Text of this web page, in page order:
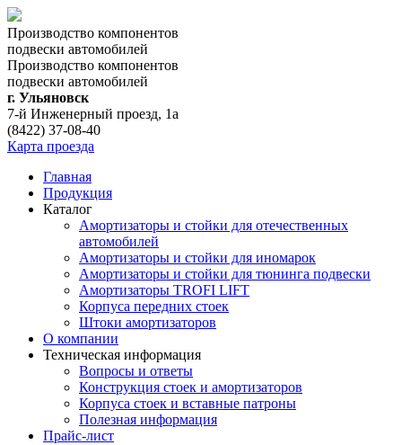
Производство компонентов
подвески автомобилей
Производство компонентов
подвески автомобилей
г. Ульяновск
7-й Инженерный проезд, 1а
(8422) 37-08-40
Карта проезда
Главная
Продукция
Каталог
Амортизаторы и стойки для отечественных
автомобилей
Амортизаторы и стойки для иномарок
Амортизаторы и стойки для тюнинга подвeски
Амортизаторы TROFI LIFT
Корпуса передних стоек
Штоки амортизаторов
О компании
Техническая информация
Вопросы и ответы
Конструкция стоек и амортизаторов
Корпуса стоек и вставные патроны
Полезная информация
Прайс-лист